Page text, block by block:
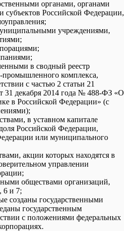
органами, органами
субъектов Российской Федерации,
учреждениями,
в сводный реестр
промышленного комплекса,
с частью 2 статьи 21
31 декабря 2014 года № 488-ФЗ «О
в Российской Федерации» (с
в уставном капитале
Российской Федерации,
или муниципального
акции которых находятся в
управлении
обществами организаций,
6 и 7;
созданы государственными
государственным
с положениями федеральных